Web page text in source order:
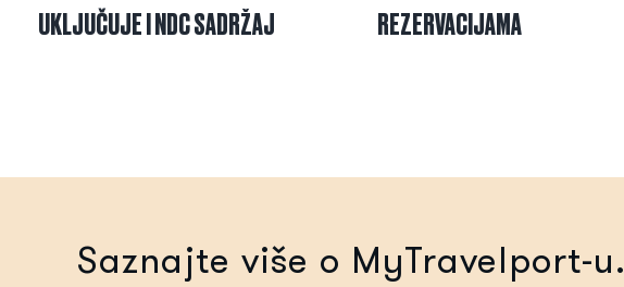
UKLJUČUJE I NDC SADRŽAJ
REZERVACIJAMA
Saznajte više o MyTravelport-u.